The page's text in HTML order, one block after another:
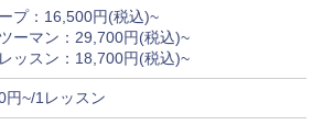
プ：16,500円(税込)~
ーマン：29,700円(税込)~
ッスン：18,700円(税込)~
円~/1レッスン